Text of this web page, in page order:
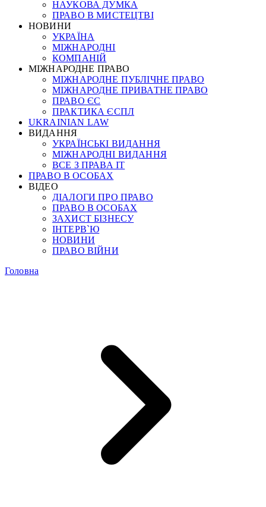
НАУКОВА ДУМКА
ПРАВО В МИСТЕЦТВІ
НОВИНИ
УКРАЇНА
МІЖНАРОДНІ
КОМПАНІЙ
МІЖНАРОДНЕ ПРАВО
МІЖНАРОДНЕ ПУБЛІЧНЕ ПРАВО
МІЖНАРОДНЕ ПРИВАТНЕ ПРАВО
ПРАВО ЄС
ПРАКТИКА ЄСПЛ
UKRAINIAN LAW
ВИДАННЯ
УКРАЇНСЬКІ ВИДАННЯ
МІЖНАРОДНІ ВИДАННЯ
ВСЕ З ПРАВА ІТ
ПРАВО В ОСОБАХ
ВІДЕО
ДІАЛОГИ ПРО ПРАВО
ПРАВО В ОСОБАХ
ЗАХИСТ БІЗНЕСУ
ІНТЕРВ`Ю
НОВИНИ
ПРАВО ВІЙНИ
Головна